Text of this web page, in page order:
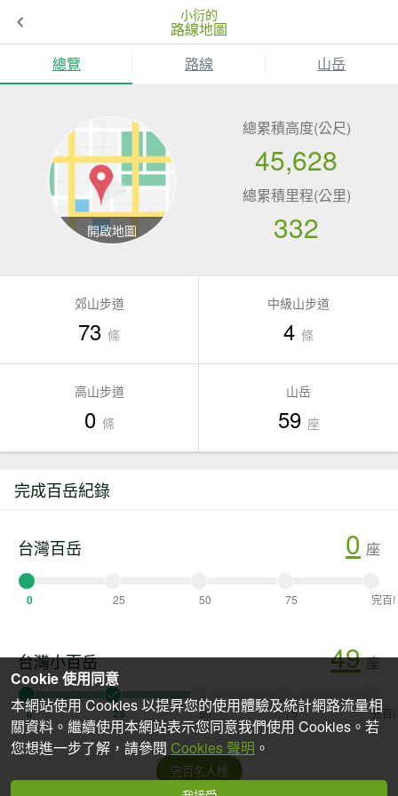
小衍的
路線地圖
總覽
路線 山岳
總累積高度(公尺)
45,628
總累積里程(公里)
332
郊山步道
73 條
中級山步道
4 條
高山步道
0 條
山岳
59 座
完成百岳紀錄
台灣百岳 0 座
0 25 50 75 完百!
台灣小百岳 49 座
0 25 50 75 完百!
完百名人榜
Cookie 使用同意
本網站使用 Cookies 以提昇您的使用體驗及統計網路流量相
關資料。繼續使用本網站表示您同意我們使用 Cookies。若
您想進一步了解，請參閱 Cookies 聲明 。